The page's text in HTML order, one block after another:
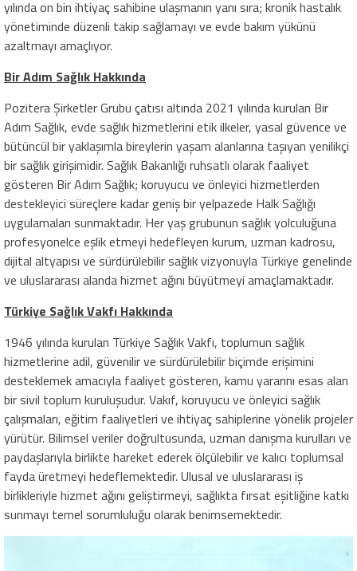
yılında on bin ihtiyaç sahibine ulaşmanın yanı sıra; kronik hastalık
yönetiminde düzenli takip sağlamayı ve evde bakım yükünü
azaltmayı amaçlıyor.
Bir Adım Sağlık Hakkında
Pozitera Şirketler Grubu çatısı altında 2021 yılında kurulan Bir
Adım Sağlık, evde sağlık hizmetlerini etik ilkeler, yasal güvence ve
bütüncül bir yaklaşımla bireylerin yaşam alanlarına taşıyan yenilikçi
bir sağlık girişimidir. Sağlık Bakanlığı ruhsatlı olarak faaliyet
gösteren Bir Adım Sağlık; koruyucu ve önleyici hizmetlerden
destekleyici süreçlere kadar geniş bir yelpazede Halk Sağlığı
uygulamaları sunmaktadır. Her yaş grubunun sağlık yolculuğuna
profesyonelce eşlik etmeyi hedefleyen kurum, uzman kadrosu,
dijital altyapısı ve sürdürülebilir sağlık vizyonuyla Türkiye genelinde
ve uluslararası alanda hizmet ağını büyütmeyi amaçlamaktadır.
Türkiye Sağlık Vakfı Hakkında
1946 yılında kurulan Türkiye Sağlık Vakfı, toplumun sağlık
hizmetlerine adil, güvenilir ve sürdürülebilir biçimde erişimini
desteklemek amacıyla faaliyet gösteren, kamu yararını esas alan
bir sivil toplum kuruluşudur. Vakıf, koruyucu ve önleyici sağlık
çalışmaları, eğitim faaliyetleri ve ihtiyaç sahiplerine yönelik projeler
yürütür. Bilimsel veriler doğrultusunda, uzman danışma kurulları ve
paydaşlarıyla birlikte hareket ederek ölçülebilir ve kalıcı toplumsal
fayda üretmeyi hedeflemektedir. Ulusal ve uluslararası iş
birlikleriyle hizmet ağını geliştirmeyi, sağlıkta fırsat eşitliğine katkı
sunmayı temel sorumluluğu olarak benimsemektedir.